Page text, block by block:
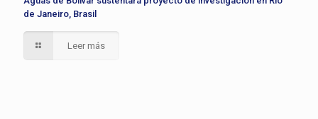
de Janeiro, Brasil
Leer más